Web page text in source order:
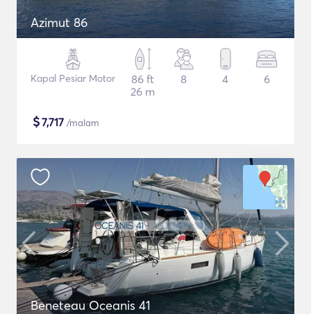
Azimut 86
Kapal Pesiar Motor
86 ft
26 m
8 4 6
$7,717 /malam
Beneteau Oceanis 41